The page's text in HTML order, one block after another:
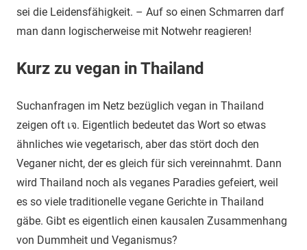
sei die Leidensfähigkeit. – Auf so einen Schmarren darf
man dann logischerweise mit Notwehr reagieren!
Kurz zu vegan in Thailand
Suchanfragen im Netz bezüglich vegan in Thailand
zeigen oft เจ. Eigentlich bedeutet das Wort so etwas
ähnliches wie vegetarisch, aber das stört doch den
Veganer nicht, der es gleich für sich vereinnahmt. Dann
wird Thailand noch als veganes Paradies gefeiert, weil
es so viele traditionelle vegane Gerichte in Thailand
gäbe. Gibt es eigentlich einen kausalen Zusammenhang
von Dummheit und Veganismus?